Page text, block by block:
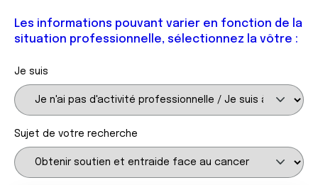
Les informations pouvant varier en fonction de la
situation professionnelle, sélectionnez la vôtre :
Je suis
Sujet de votre recherche